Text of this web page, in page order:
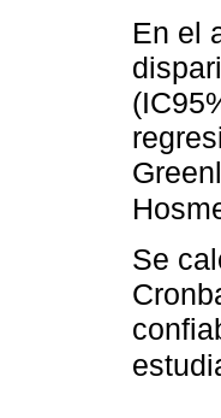
En el
Se